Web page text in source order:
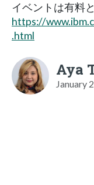
イベントは有料
https://
.html
Aya
January